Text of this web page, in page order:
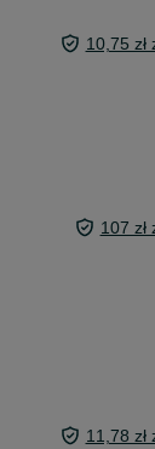
10,75
107
11,78